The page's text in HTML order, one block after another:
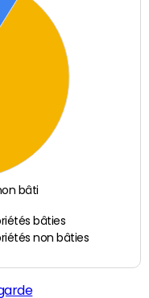
bâti
bâties
non bâties